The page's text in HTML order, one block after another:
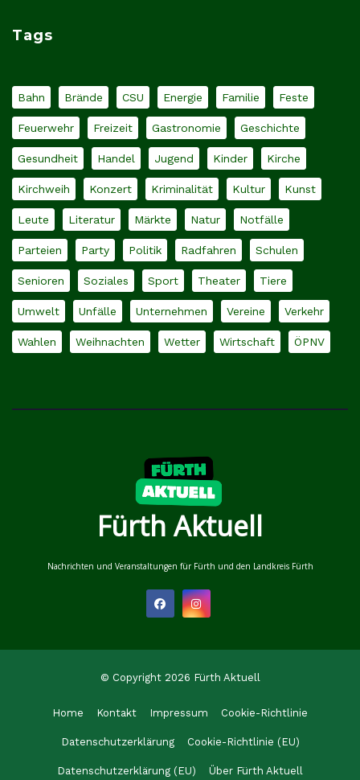
Tags
Bahn Brände CSU Energie Familie Feste
Feuerwehr Freizeit Gastronomie Geschichte
Gesundheit Handel Jugend Kinder Kirche
Kirchweih Konzert Kriminalität Kultur Kunst
Leute Literatur Märkte Natur Notfälle
Parteien Party Politik Radfahren Schulen
Senioren Soziales Sport Theater Tiere
Umwelt Unfälle Unternehmen Vereine Verkehr
Wahlen Weihnachten Wetter Wirtschaft ÖPNV
Fürth Aktuell
Nachrichten und Veranstaltungen für Fürth und den Landkreis Fürth
© Copyright 2026 Fürth Aktuell
Home Kontakt Impressum Cookie-Richtlinie
Datenschutzerklärung Cookie-Richtlinie (EU)
Datenschutzerklärung (EU) Über Fürth Aktuell